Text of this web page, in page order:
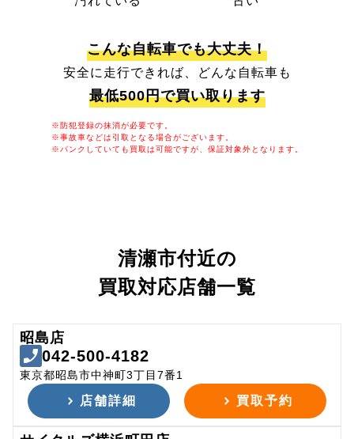
こんな自転車でも大丈夫！
安全に走行できれば、どんな自転車も
最低500円で買い取ります
※防犯登録の抹消が必要です。
※事故車などは引取となる場合がございます。
※パンクしていても買取は可能ですが、保証対象外となります。
清瀬市付近の
買取対応店舗一覧
昭島店
042-500-4182
東京都昭島市中神町3丁目7番1
店舗詳細 買取予約